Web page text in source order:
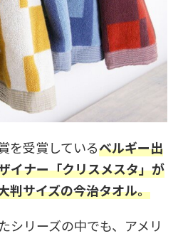
を受賞しているベルギー出
イナー「クリスメスタ」が
判サイズの今治タオル。
シリーズの中でも、アメリ